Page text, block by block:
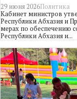
29 июня 2026Политика
Кабинет министров
Республики Абхазия и
мерах по обеспечению
Республики Абхазия и...